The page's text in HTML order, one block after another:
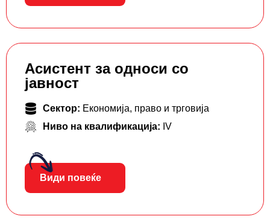
Асистент за односи со
јавност
Сектор: Економија, право и трговија
Ниво на квалификација: IV
Види повеќе